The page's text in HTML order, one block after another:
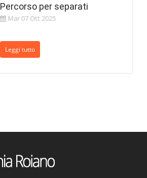
Percorso per separati
Mar 07 Ott 2025
Leggi tutto